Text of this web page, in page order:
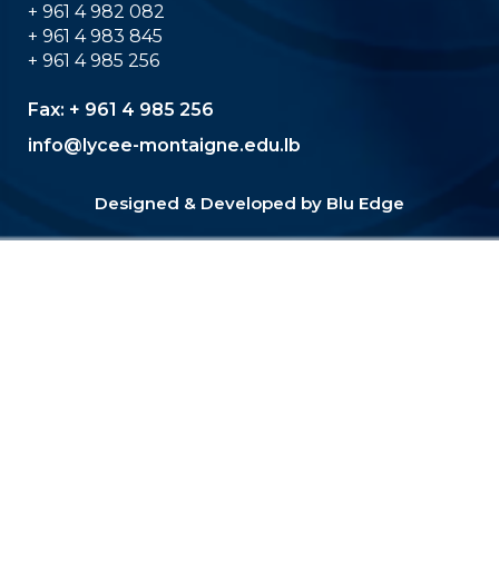
+ 961 4 982 082
+ 961 4 983 845
+ 961 4 985 256
Fax: + 961 4 985 256
info@lycee-montaigne.edu.lb
Designed & Developed by Blu Edge